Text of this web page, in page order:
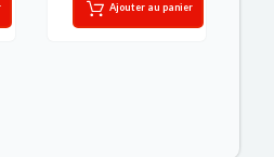
Ajouter au panier